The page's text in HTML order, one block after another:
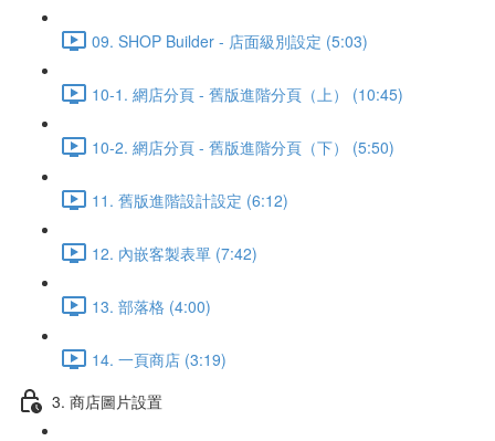
09. SHOP Builder - 店面級別設定 (5:03)
10-1. 網店分頁 - 舊版進階分頁（上） (10:45)
10-2. 網店分頁 - 舊版進階分頁（下） (5:50)
11. 舊版進階設計設定 (6:12)
12. 內嵌客製表單 (7:42)
13. 部落格 (4:00)
14. 一頁商店 (3:19)
3. 商店圖片設置